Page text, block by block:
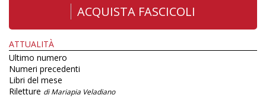
ACQUISTA FASCICOLI
ATTUALITÀ
Ultimo numero
Numeri precedenti
Libri del mese
Riletture di Mariapia Veladiano